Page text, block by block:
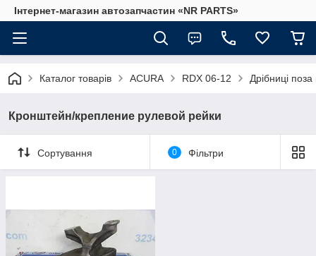
Інтернет-магазин автозапчастин «NR PARTS»
Каталог товарів ACURA RDX 06-12 Дрібниці поза
Кронштейн/крепление рулевой рейки
Сортування 0 Фільтри